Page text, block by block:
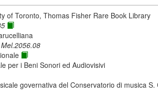
of Toronto, Thomas Fisher Rare Book Library
per i Beni Sonori ed Audiovisivi
governativa del Conservatorio di musica S.